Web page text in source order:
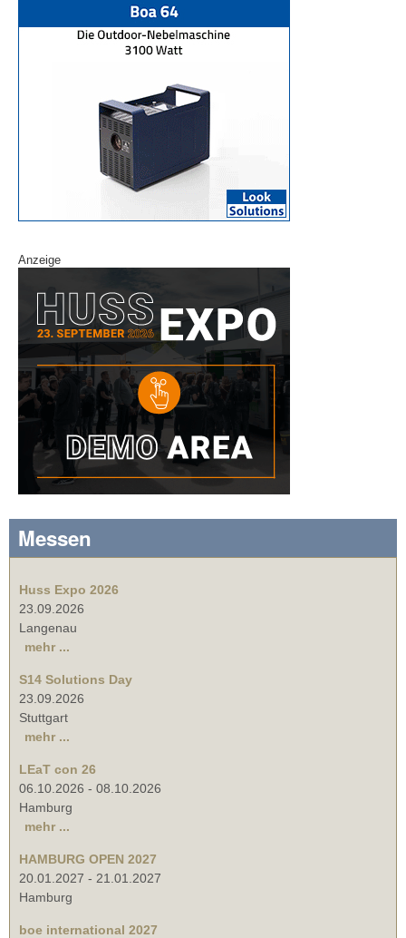
Anzeige
Messen
Huss Expo 2026
23.09.2026
Langenau
mehr ...
S14 Solutions Day
23.09.2026
Stuttgart
mehr ...
LEaT con 26
06.10.2026 - 08.10.2026
Hamburg
mehr ...
HAMBURG OPEN 2027
20.01.2027 - 21.01.2027
Hamburg
boe international 2027